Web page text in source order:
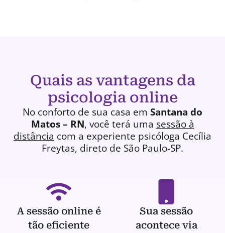
Quais as vantagens da
psicologia online
No conforto de sua casa em Santana do
Matos – RN, você terá uma sessão à
distância com a experiente psicóloga Cecília
Freytas, direto de São Paulo-SP.
A sessão online é
tão eficiente
Sua sessão
acontece via